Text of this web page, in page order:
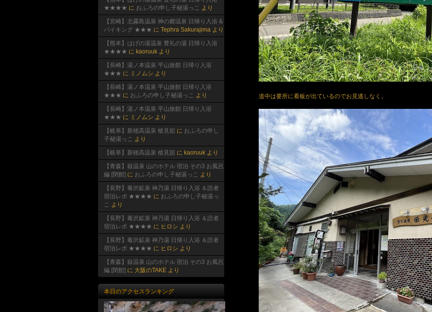
道中は要所に看板が出ているのでお見逃しなく。
★★★★ に おふろの申し子秘湯っこ より
【宮崎】北霧島温泉 神の郷温泉 日帰り入浴 &
バイキング ★★★ に Tephra Sakurajima より
【熊本】はげの湯温泉 豊礼の湯 日帰り入浴
★★★★ に kaoruuk より
【長崎】湯ノ本温泉 平山旅館 日帰り入浴
★★★ に ミノムシ より
【長崎】湯ノ本温泉 平山旅館 日帰り入浴
★★★ に おふろの申し子秘湯っこ より
【長崎】湯ノ本温泉 平山旅館 日帰り入浴
★★★ に ミノムシ より
【岐阜】新穂高温泉 槍見舘 に おふろの申し
子秘湯っこ より
【岐阜】新穂高温泉 槍見舘 に kaoruuk より
【青森】嶽温泉 山のホテル 宿泊 その3 お風呂
編 [閉館] に おふろの申し子秘湯っこ より
【長野】毒沢鉱泉 神乃湯 日帰り入浴 ＆読者
宿泊レポ ★★★★ に おふろの申し子秘湯っ
こ より
【長野】毒沢鉱泉 神乃湯 日帰り入浴 ＆読者
宿泊レポ ★★★★ に ヒロシ より
【長野】毒沢鉱泉 神乃湯 日帰り入浴 ＆読者
宿泊レポ ★★★★ に ヒロシ より
【青森】嶽温泉 山のホテル 宿泊 その3 お風呂
編 [閉館] に 大阪のTAKE より
本日のアクセスランキング